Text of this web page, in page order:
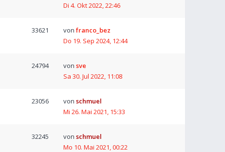
Di 4. Okt 2022, 22:46
33621 von franco_bez
Do 19. Sep 2024, 12:44
24794 von sve
Sa 30. Jul 2022, 11:08
23056 von schmuel
Mi 26. Mai 2021, 15:33
32245 von schmuel
Mo 10. Mai 2021, 00:22